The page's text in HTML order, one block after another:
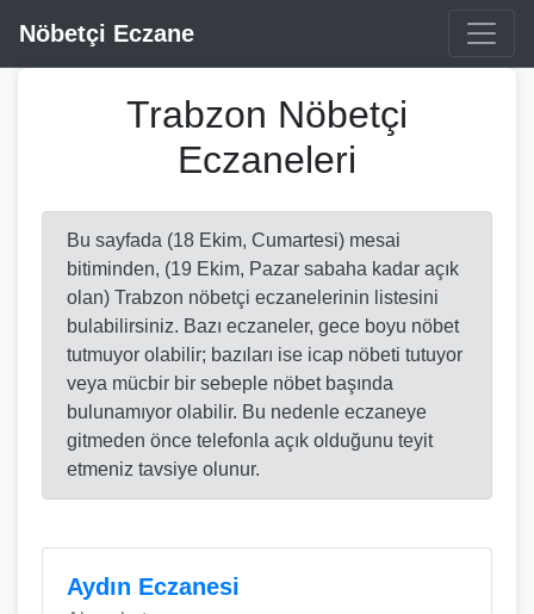
Nöbetçi Eczane
Trabzon Nöbetçi
Eczaneleri
Bu sayfada (18 Ekim, Cumartesi) mesai
bitiminden, (19 Ekim, Pazar sabaha kadar açık
olan) Trabzon nöbetçi eczanelerinin listesini
bulabilirsiniz. Bazı eczaneler, gece boyu nöbet
tutmuyor olabilir; bazıları ise icap nöbeti tutuyor
veya mücbir bir sebeple nöbet başında
bulunamıyor olabilir. Bu nedenle eczaneye
gitmeden önce telefonla açık olduğunu teyit
etmeniz tavsiye olunur.
Aydın Eczanesi